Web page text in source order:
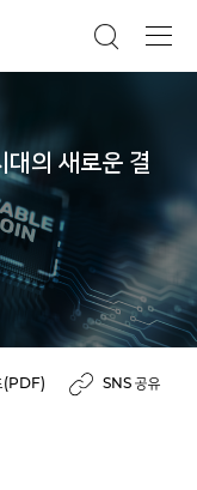
의 새로운 결
(PDF) SNS 공유